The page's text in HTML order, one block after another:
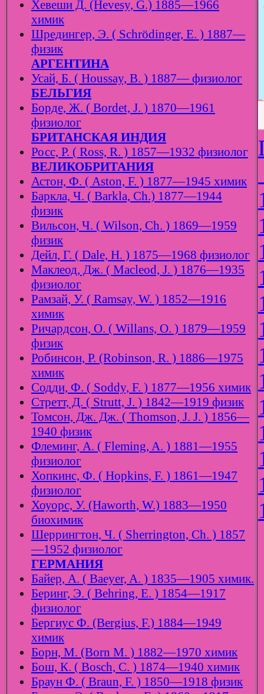
Хевеши Д. (Hevesy, G.) 1885—1966
химик
Шредингер, Э. ( Schrödinger, E. ) 1887—
физик
АРГЕНТИНА
Усай, Б. ( Houssay, B. ) 1887— физиолог
БЕЛЬГИЯ
Борде, Ж. ( Bordet, J. ) 1870—1961
физиолог
БРИТАНСКАЯ ИНДИЯ
Росс, Р. ( Ross, R. ) 1857—1932 физиолог
ВЕЛИКОБРИТАНИЯ
Астон, Ф. ( Aston, F. ) 1877—1945 химик
Баркла, Ч. ( Barkla, Ch.) 1877—1944
физик
Вильсон, Ч. ( Wilson, Ch. ) 1869—1959
физик
Дейл, Г. ( Dale, H. ) 1875—1968 физиолог
Маклеод, Дж. ( Macleod, J. ) 1876—1935
физиолог
Рамзай, У. ( Ramsay, W. ) 1852—1916
химик
Ричардсон, О. ( Willans, O. ) 1879—1959
физик
Робинсон, Р. (Robinson, R. ) 1886—1975
химик
Содди, Ф. ( Soddy, F. ) 1877—1956 химик
Стретт, Д. ( Strutt, J. ) 1842—1919 физик
Томсон, Дж. Дж. ( Thomson, J. J. ) 1856—
1940 физик
Флеминг, А. ( Fleming, A. ) 1881—1955
физиолог
Хопкинс, Ф. ( Hopkins, F. ) 1861—1947
физиолог
Хоуорс, У. (Haworth, W.) 1883—1950
биохимик
Шеррингтон, Ч. ( Sherrington, Ch. ) 1857
—1952 физиолог
ГЕРМАНИЯ
Байер, А. ( Baeyer, A. ) 1835—1905 химик.
Беринг, Э. ( Behring, E. ) 1854—1917
физиолог
Бергиус Ф. (Bergius, F.) 1884—1949
химик
Борн, М. (Born M. ) 1882—1970 химик
Бош, К. ( Bosch, C. ) 1874—1940 химик
Браун Ф. ( Braun, F. ) 1850—1918 физик